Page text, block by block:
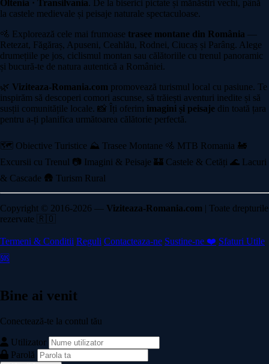
Oltenia · Transilvania. De la biserici pictate și mănăstiri vechi, până
la castele medievale și peisaje naturale spectaculoase.
🚵 Explorează cele mai frumoase trasee montane din România —
Retezat, Făgăraș, Apuseni, Ceahlău, Rodnei, Ciucaș și Parâng. Alege
drumețiile pe jos, ciclismul montan sau călătoriile cu trenul panoramic
și bucură-te de natura autentică a României.
🌿 Viziteaza-Romania.com promovează turismul local cu pasiune. Te
inspirăm să descoperi comori ascunse, să trăiești aventuri inedite și să
susții comunitățile locale. 📸 Îți oferim imagini și peisaje din toată țara
pentru a-ți planifica următoarea călătorie perfectă.
🗺️ Obiective Turistice ⛰️ Trasee Montane 🚵 MTB Romania 🚂
Excursii cu Trenul 📷 Imagini & Peisaje 🏰 Castele & Cetăți 🌊 Lacuri
& Cascade 🛖 Turism Rural
Copyright © 2016-2026 — Viziteaza-Romania.com | Toate drepturile
rezervate 🇷🇴
Termeni & Conditii Reguli Contacteaza-ne Sustine-ne ❤️ Sfaturi Utile
🆘
Bine ai venit
Conectează-te la contul tău
Utilizator
Parolă